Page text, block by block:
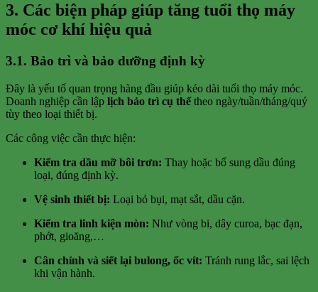
3. Các biện pháp giúp tăng tuổi thọ máy
móc cơ khí hiệu quả
3.1. Bảo trì và bảo dưỡng định kỳ
Đây là yếu tố quan trọng hàng đầu giúp kéo dài tuổi thọ máy móc.
Doanh nghiệp cần lập lịch bảo trì cụ thểtheo ngày/tuần/tháng/quý
tùy theo loại thiết bị.
Các công việc cần thực hiện:
Kiểm tra dầu mỡ bôi trơn: Thay hoặc bổ sung dầu đúng
loại, đúng định kỳ.
Vệ sinh thiết bị: Loại bỏ bụi, mạt sắt, dầu cặn.
Kiểm tra linh kiện mòn: Như vòng bi, dây curoa, bạc đạn,
phớt, gioăng,…
Cân chỉnh và siết lại bulong, ốc vít: Tránh rung lắc, sai lệch
khi vận hành.